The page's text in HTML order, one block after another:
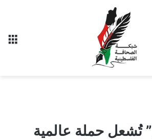
حركة “BDS” تُشعل حملة عالمية